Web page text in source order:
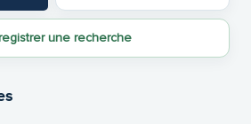
une recherche